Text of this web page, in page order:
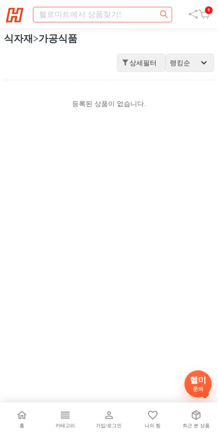
0
식자재>가공식품
상세필터 랭킹순
등록된 상품이 없습니다.
헬미
문의
홈 카테고리 가입/로그인 나의 찜 최근 본 상품